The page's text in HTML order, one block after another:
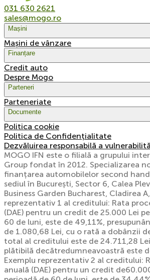
031 630 2621
sales@mogo.ro
Mașini
Mașini de vânzare
Finanțare
Credit auto
Despre Mogo
Parteneri
Parteneriate
Documente
Politica cookie
Politica de Confidențialitate
Dezvăluirea responsabilă a
MOGO IFN este o filială a grupului
Group fondat în 2012. Specializarea
finanțarea automobilelor second
sediul în București, Sector 6, Calea
Business Garden Bucharest, Cladirea
reprezentativ 1 al creditului: Rata
(DAE) pentru un credit de 25.000 Lei
60 de luni, este de 49,11%,
de 1.080,68 Lei, cu o rată a dobânzii
total al creditului este de 24.711,28
plătibilă decătredumneavoastră este
Exemplu reprezentativ 2 al creditului:
anuală (DAE) pentru un credit